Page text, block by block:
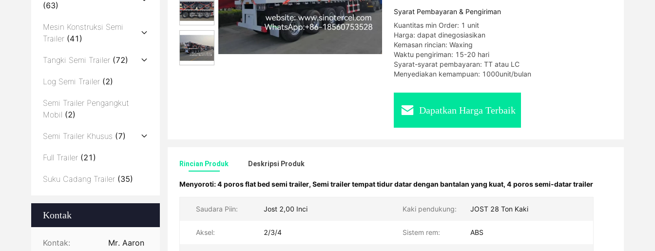
(63)
Mesin Konstruksi Semi
Trailer (41)
Tangki Semi Trailer (72)
Log Semi Trailer (2)
Semi Trailer Pengangkut
Mobil (2)
Semi Trailer Khusus (7)
Full Trailer (21)
Suku Cadang Trailer (35)
Kontak
Kontak:
Mr. Aaron
Syarat Pembayaran & Pengiriman
Kuantitas min Order: 1 unit
Harga: dapat dinegosiasikan
Kemasan rincian: Waxing
Waktu pengiriman: 15-20 hari
Syarat-syarat pembayaran: TT atau LC
Menyediakan kemampuan: 1000unit/bulan
Dapatkan Harga Terbaik
Rincian Produk Deskripsi Produk
Menyoroti:4 poros flat bed semi trailer, Semi trailer tempat tidur datar dengan bantalan yang kuat, 4 poros semi-datar trailer
Saudara Piin: Jost 2,00 Inci Kaki pendukung: JOST 28 Ton Kaki
Aksel: 2/3/4 Sistem rem: ABS